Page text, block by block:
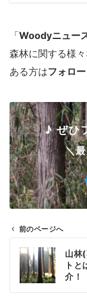
「Woodyニュー
森林に関する様
ある方はフォロー
♪ ぜひ
＼
投
稿
ナ
前のページへ
山林
トと
介！